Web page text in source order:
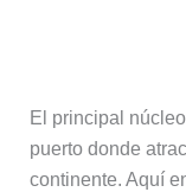
El principal
puerto donde
continente. Aquí